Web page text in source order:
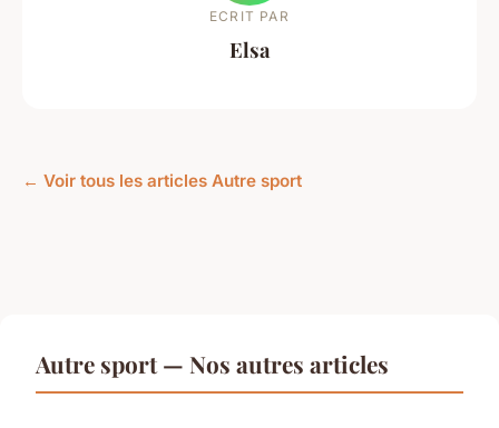
ECRIT PAR
Elsa
← Voir tous les articles Autre sport
Autre sport — Nos autres articles